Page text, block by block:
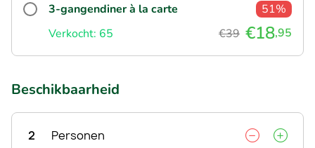
3-gangendiner à la carte
51%
Verkocht: 65
€39 €18,95
Beschikbaarheid
2 Personen